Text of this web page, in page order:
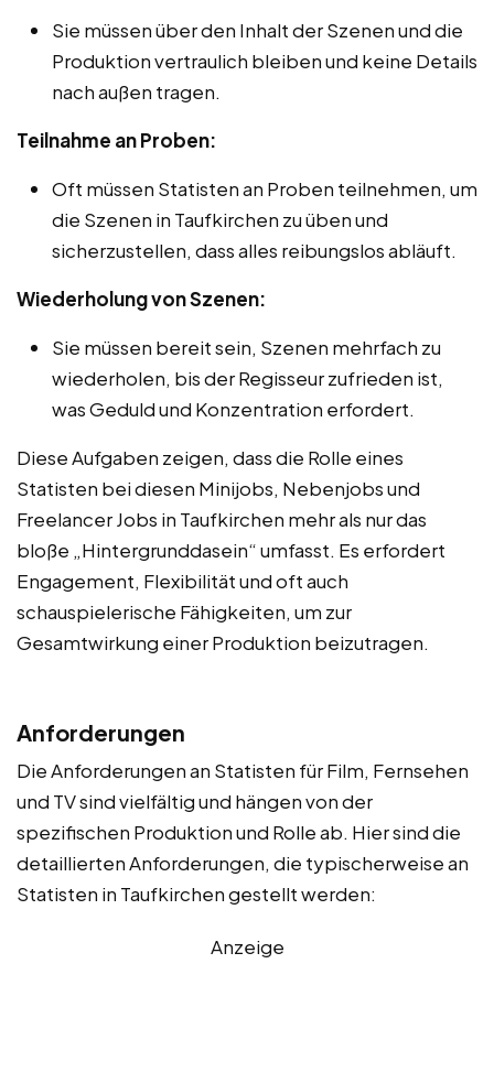
Sie müssen über den Inhalt der Szenen und die
Produktion vertraulich bleiben und keine Details
nach außen tragen.
Teilnahme an Proben:
Oft müssen Statisten an Proben teilnehmen, um
die Szenen in Taufkirchen zu üben und
sicherzustellen, dass alles reibungslos abläuft.
Wiederholung von Szenen:
Sie müssen bereit sein, Szenen mehrfach zu
wiederholen, bis der Regisseur zufrieden ist,
was Geduld und Konzentration erfordert.
Diese Aufgaben zeigen, dass die Rolle eines
Statisten bei diesen Minijobs, Nebenjobs und
Freelancer Jobs in Taufkirchen mehr als nur das
bloße „Hintergrunddasein“ umfasst. Es erfordert
Engagement, Flexibilität und oft auch
schauspielerische Fähigkeiten, um zur
Gesamtwirkung einer Produktion beizutragen.
Anforderungen
Die Anforderungen an Statisten für Film, Fernsehen
und TV sind vielfältig und hängen von der
spezifischen Produktion und Rolle ab. Hier sind die
detaillierten Anforderungen, die typischerweise an
Statisten in Taufkirchen gestellt werden:
Anzeige